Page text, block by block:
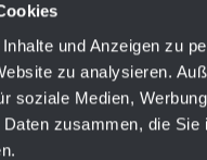
und Anzeigen zu
zu analysieren.
soziale Medien,
zusammen, die
727566
731566